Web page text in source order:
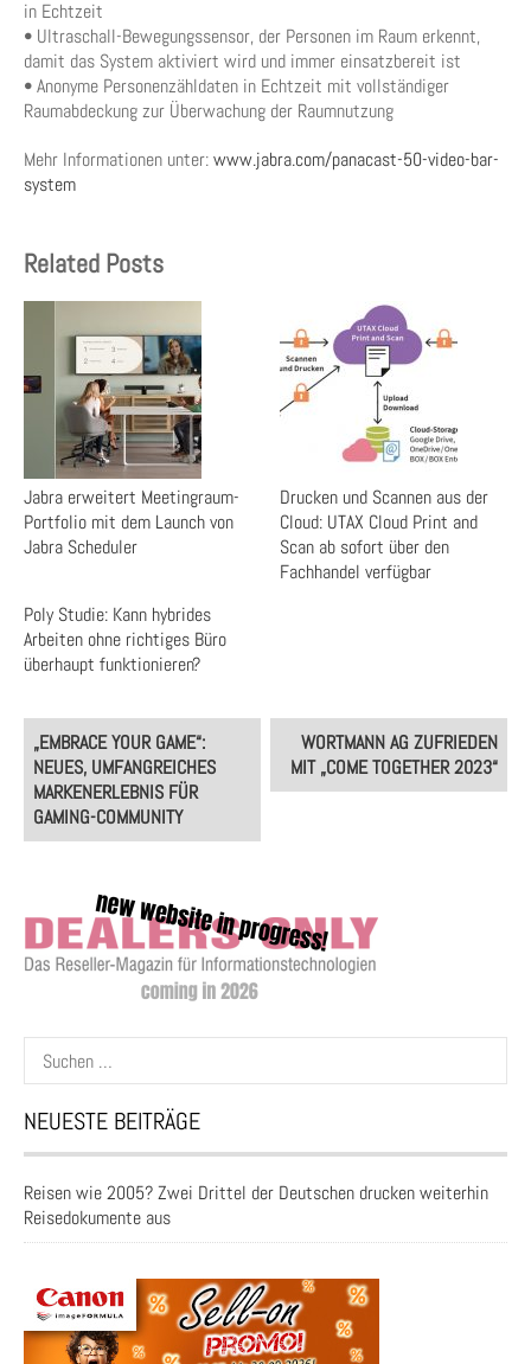
in Echtzeit
• Ultraschall-Bewegungssensor, der Personen im Raum erkennt,
damit das System aktiviert wird und immer einsatzbereit ist
• Anonyme Personenzähldaten in Echtzeit mit vollständiger
Raumabdeckung zur Überwachung der Raumnutzung
Mehr Informationen unter:www.jabra.com/panacast-50-video-bar-
system
Related Posts
Jabra erweitert Meetingraum-
Portfolio mit dem Launch von
Jabra Scheduler
Drucken und Scannen aus der
Cloud: UTAX Cloud Print and
Scan ab sofort über den
Fachhandel verfügbar
Poly Studie: Kann hybrides
Arbeiten ohne richtiges Büro
überhaupt funktionieren?
Post
navigation
„EMBRACE YOUR GAME“:
NEUES, UMFANGREICHES
MARKENERLEBNIS FÜR
GAMING-COMMUNITY
WORTMANN AG ZUFRIEDEN
MIT „COME TOGETHER 2023“
Suchen
nach:
NEUESTE BEITRÄGE
Reisen wie 2005? Zwei Drittel der Deutschen drucken weiterhin
Reisedokumente aus